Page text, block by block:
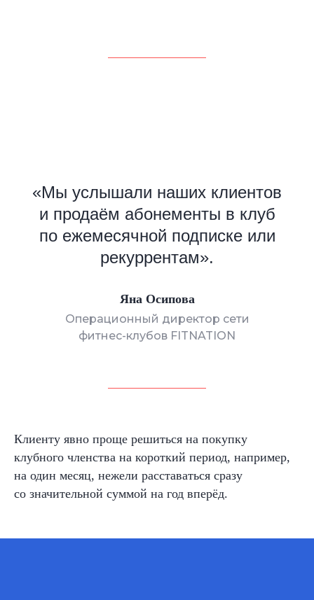
«Мы услышали наших клиентов
и продаём абонементы в клуб
по ежемесячной подписке или
рекуррентам».
Яна Осипова
Операционный директор сети
фитнес-клубов FITNATION
Клиенту явно проще решиться на покупку
клубного членства на короткий период, например,
на один месяц, нежели расставаться сразу
со значительной суммой на год вперёд.